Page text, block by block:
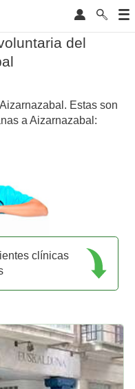
del
Estas son
a Aizarnazabal:
clínicas